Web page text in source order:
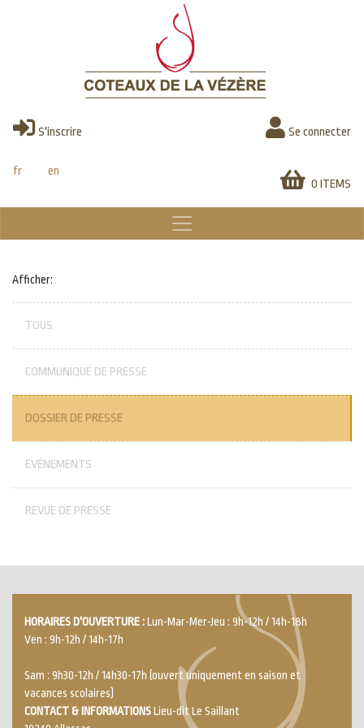
Skip
to
main
content
S'inscrire Se connecter
fr
en
0 ITEMS
Afficher:
TOUS
COMMUNIQUÉ DE PRESSE
DOSSIER DE PRESSE
EVÉNEMENTS
REVUE DE PRESSE
HORAIRES D'OUVERTURE :Lun-Mar-Mer-Jeu : 9h-12h / 14h-18h
Ven : 9h-12h / 14h-17h
Sam : 9h30-12h / 14h30-17h (ouvert uniquement en saison et
vacances scolaires)
CONTACT & INFORMATIONSLieu-dit Le Saillant